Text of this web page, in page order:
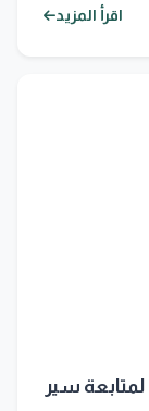
اقرأ المزيد
سير